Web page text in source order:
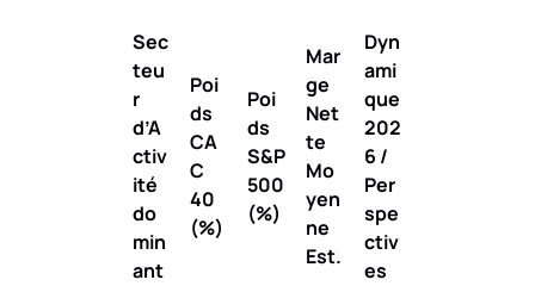
Sec
teu
r
d’A
ctiv
ité
do
min
ant
Poi
ds
CA
C
40
(%)
Poi
ds
S&P
500
(%)
Mar
ge
Net
te
Mo
yen
ne
Est.
Dyn
ami
que
202
6 /
Per
spe
ctiv
es